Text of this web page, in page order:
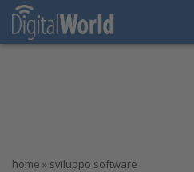
home » sviluppo software